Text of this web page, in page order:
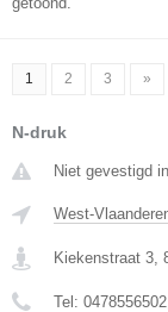
1 2 3 »
N-druk
Niet gevestigd
West-
Kiekenstraat 3,
Tel: 0478556502